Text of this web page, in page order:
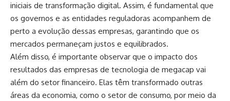
iniciais de transformação digital. Assim, é fundamental que
os governos e as entidades reguladoras acompanhem de
perto a evolução dessas empresas, garantindo que os
mercados permaneçam justos e equilibrados.
Além disso, é importante observar que o impacto dos
resultados das empresas de tecnologia de megacap vai
além do setor financeiro. Elas têm transformado outras
áreas da economia, como o setor de consumo, por meio da